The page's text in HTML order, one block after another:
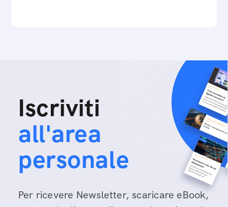
Iscriviti
all'area
personale
Per ricevere Newsletter, scaricare eBook,